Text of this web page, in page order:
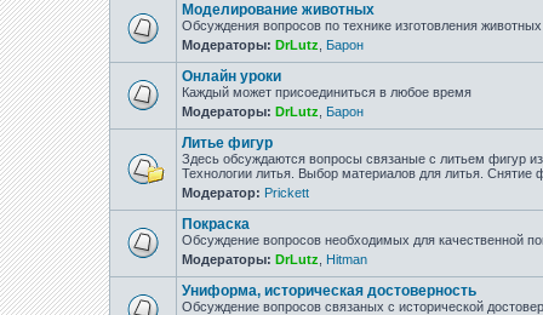
Моделирование животных
Обсуждения вопросов по технике изготовления
Модераторы: DrLutz Барон
Онлайн уроки
Каждый может присоединиться в любое время
Модераторы: DrLutz Барон
Литье фигур
Здесь обсуждаются вопросы связаные с литьем фигур
Технологии литья. Выбор материалов для литья. Снятие
Модератор: Prickett
Покраска
Обсуждение вопросов необходимых для качественной
Модераторы: DrLutz Hitman
Униформа, историческая достоверность
Обсуждение вопросов связаных с исторической